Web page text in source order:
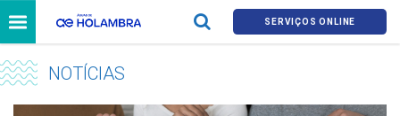
SERVIÇOS ONLINE
NOTÍCIAS